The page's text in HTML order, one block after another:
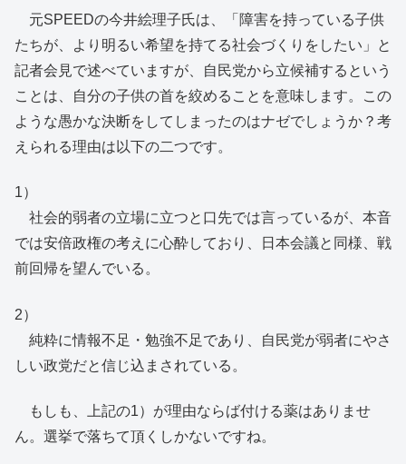
元SPEEDの今井絵理子氏は、「障害を持っている子供
たちが、より明るい希望を持てる社会づくりをしたい」と
記者会見で述べていますが、自民党から立候補するという
ことは、自分の子供の首を絞めることを意味します。この
ような愚かな決断をしてしまったのはナゼでしょうか？考
えられる理由は以下の二つです。
1）
社会的弱者の立場に立つと口先では言っているが、本音
では安倍政権の考えに心酔しており、日本会議と同様、戦
前回帰を望んでいる。
2）
純粋に情報不足・勉強不足であり、自民党が弱者にやさ
しい政党だと信じ込まされている。
もしも、上記の1）が理由ならば付ける薬はありませ
ん。選挙で落ちて頂くしかないですね。